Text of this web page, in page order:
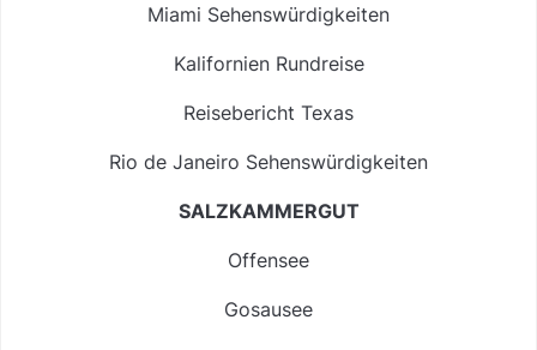
Miami Sehenswürdigkeiten
Kalifornien Rundreise
Reisebericht Texas
Rio de Janeiro Sehenswürdigkeiten
SALZKAMMERGUT
Offensee
Gosausee